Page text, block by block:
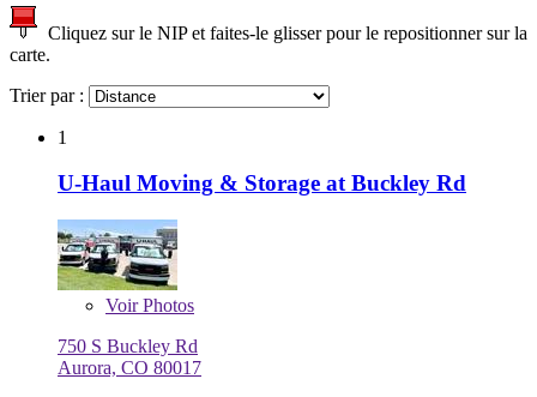
Cliquez sur le NIP et faites-le glisser pour le repositionner sur la
carte.
Trier par :
1
U-Haul Moving & Storage at Buckley Rd
VoirPhotos
750 S Buckley Rd
Aurora, CO 80017